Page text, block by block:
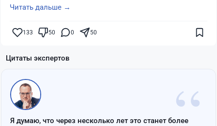
Читать дальше →
133 50 0 50
Цитаты экспертов
Я думаю, что через несколько лет это станет более